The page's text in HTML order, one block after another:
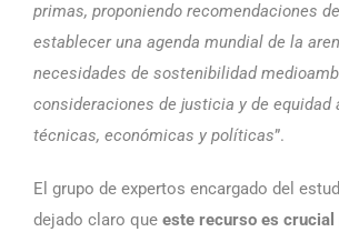
primas, proponiendo recomendaciones
establecer una agenda mundial de la
necesidades de sostenibilidad
consideraciones de justicia y de equidad
técnicas, económicas y políticas”.
El grupo de expertos encargado del
dejado claro que este recurso es